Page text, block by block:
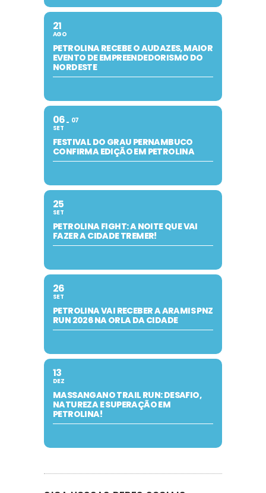
21
AGO
PETROLINA RECEBE O AUDAZES, MAIOR
EVENTO DE EMPREENDEDORISMO DO
NORDESTE
06
SET
07
FESTIVAL DO GRAU PERNAMBUCO
CONFIRMA EDIÇÃO EM PETROLINA
25
SET
PETROLINA FIGHT: A NOITE QUE VAI
FAZER A CIDADE TREMER!
26
SET
PETROLINA VAI RECEBER A ARAMIS PNZ
RUN 2026 NA ORLA DA CIDADE
13
DEZ
MASSANGANO TRAIL RUN: DESAFIO,
NATUREZA E SUPERAÇÃO EM
PETROLINA!